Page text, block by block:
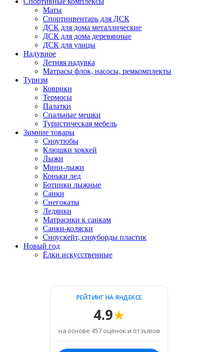
Маты
Спортинвентарь для ДСК
ДСК для дома металлические
ДСК для дома деревянные
ДСК для улицы
Надувное
Летняя надувка
Матрасы флок, насосы, ремкомплекты
Туризм
Коврики
Термосы
Палатки
Спальные мешки
Туристическая мебель
Зимние товары
Сноутюбы
Клюшки хоккей
Лыжи
Мини-лыжи
Коньки лед
Ботинки лыжные
Санки
Снегокаты
Ледянки
Матрасики к санкам
Санки-коляски
Сноускейт, сноуборды пластик
Новый год
Ёлки искусственные
РЕЙТИНГ НА ЯНДЕКСЕ
4.9★
на основе 457 оценок и отзывов